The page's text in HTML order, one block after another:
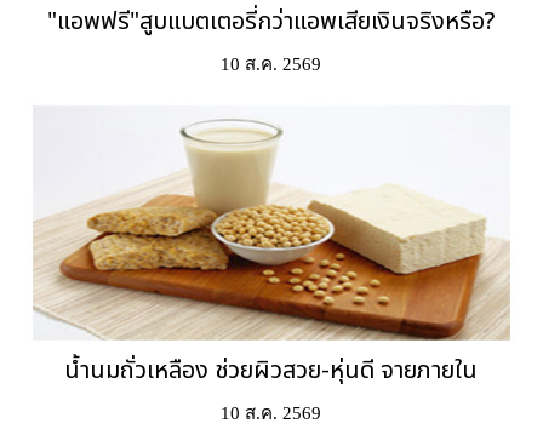
"แอพฟรี"สูบแบตเตอรี่กว่าแอพเสียเงินจริงหรือ?
10 ส.ค. 2569
น้ำนมถั่วเหลือง ช่วยผิวสวย-หุ่นดี จายภายใน
10 ส.ค. 2569